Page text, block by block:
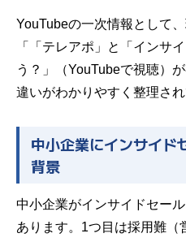
YouTubeの一次情報として
「「テレアポ」と「インサ
う？」（YouTubeで視聴）
違いがわかりやすく整理され
中小企業にインサイド
背景
中小企業がインサイドセー
あります。1つ目は採用難（